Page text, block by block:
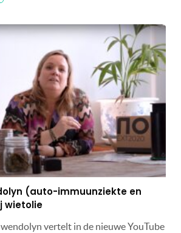
(auto-immuunziekte en
wietolie
vertelt in de nieuwe YouTube